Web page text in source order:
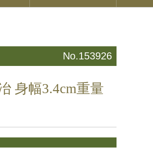
No.153926
身幅3.4cm重量